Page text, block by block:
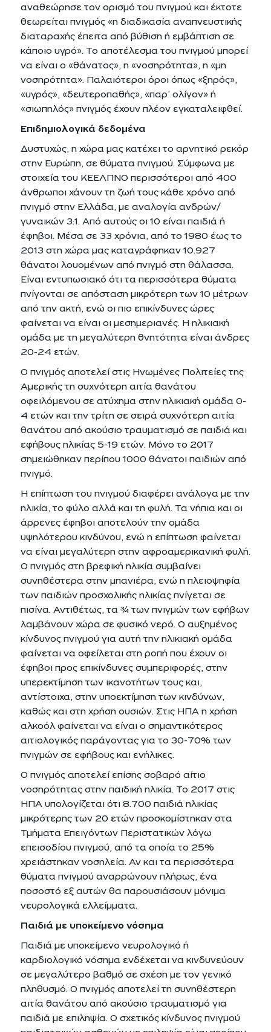
αναθεώρησε τον ορισμό του πνιγμού και έκτοτε
θεωρείται πνιγμός «η διαδικασία αναπνευστικής
διαταραχής έπειτα από βύθιση ή εμβάπτιση σε
κάποιο υγρό». Το αποτέλεσμα του πνιγμού μπορεί
να είναι ο «θάνατος», η «νοσηρότητα», η «μη
νοσηρότητα». Παλαιότεροι όροι όπως «ξηρός»,
«υγρός», «δευτεροπαθής», «παρ’ ολίγον» ή
«σιωπηλός» πνιγμός έχουν πλέον εγκαταλειφθεί.
Επιδημιολογικά δεδομένα
Δυστυχώς, η χώρα μας κατέχει το αρνητικό ρεκόρ
στην Ευρώπη, σε θύματα πνιγμού. Σύμφωνα με
στοιχεία του ΚΕΕΛΠΝΟ περισσότεροι από 400
άνθρωποι χάνουν τη ζωή τους κάθε χρόνο από
πνιγμό στην Ελλάδα, με αναλογία ανδρών/
γυναικών 3:1. Από αυτούς οι 10 είναι παιδιά ή
έφηβοι. Μέσα σε 33 χρόνια, από το 1980 έως το
2013 στη χώρα μας καταγράφηκαν 10.927
θάνατοι λουομένων από πνιγμό στη θάλασσα.
Είναι εντυπωσιακό ότι τα περισσότερα θύματα
πνίγονται σε απόσταση μικρότερη των 10 μέτρων
από την ακτή, ενώ οι πιο επικίνδυνες ώρες
φαίνεται να είναι οι μεσημεριανές. Η ηλικιακή
ομάδα με τη μεγαλύτερη θνητότητα είναι άνδρες
20-24 ετών.
Ο πνιγμός αποτελεί στις Ηνωμένες Πολιτείες της
Αμερικής τη συχνότερη αιτία θανάτου
οφειλόμενου σε ατύχημα στην ηλικιακή ομάδα 0-
4 ετών και την τρίτη σε σειρά συχνότερη αιτία
θανάτου από ακούσιο τραυματισμό σε παιδιά και
εφήβους ηλικίας 5-19 ετών. Μόνο το 2017
σημειώθηκαν περίπου 1000 θάνατοι παιδιών από
πνιγμό.
Η επίπτωση του πνιγμού διαφέρει ανάλογα με την
ηλικία, το φύλο αλλά και τη φυλή. Τα νήπια και οι
άρρενες έφηβοι αποτελούν την ομάδα
υψηλότερου κινδύνου, ενώ η επίπτωση φαίνεται
να είναι μεγαλύτερη στην αφροαμερικανική φυλή.
Ο πνιγμός στη βρεφική ηλικία συμβαίνει
συνηθέστερα στην μπανιέρα, ενώ η πλειοψηφία
των παιδιών προσχολικής ηλικίας πνίγεται σε
πισίνα. Αντιθέτως, τα ¾ των πνιγμών των εφήβων
λαμβάνουν χώρα σε φυσικό νερό. Ο αυξημένος
κίνδυνος πνιγμού για αυτή την ηλικιακή ομάδα
φαίνεται να οφείλεται στη ροπή που έχουν οι
έφηβοι προς επικίνδυνες συμπεριφορές, στην
υπερεκτίμηση των ικανοτήτων τους και,
αντίστοιχα, στην υποεκτίμηση των κινδύνων,
καθώς και στη χρήση ουσιών. Στις ΗΠΑ η χρήση
αλκοόλ φαίνεται να είναι ο σημαντικότερος
αιτιολογικός παράγοντας για το 30-70% των
πνιγμών σε εφήβους και ενήλικες.
Ο πνιγμός αποτελεί επίσης σοβαρό αίτιο
νοσηρότητας στην παιδική ηλικία. Το 2017 στις
ΗΠΑ υπολογίζεται ότι 8.700 παιδιά ηλικίας
μικρότερης των 20 ετών προσκομίστηκαν στα
Τμήματα Επειγόντων Περιστατικών λόγω
επεισοδίου πνιγμού, από τα οποία το 25%
χρειάστηκαν νοσηλεία. Αν και τα περισσότερα
θύματα πνιγμού αναρρώνουν πλήρως, ένα
ποσοστό εξ αυτών θα παρουσιάσουν μόνιμα
νευρολογικά ελλείμματα.
Παιδιά με υποκείμενο νόσημα
Παιδιά με υποκείμενο νευρολογικό ή
καρδιολογικό νόσημα ενδέχεται να κινδυνεύουν
σε μεγαλύτερο βαθμό σε σχέση με τον γενικό
πληθυσμό. Ο πνιγμός αποτελεί τη συνηθέστερη
αιτία θανάτου από ακούσιο τραυματισμό για
παιδιά με επιληψία. Ο σχετικός κίνδυνος πνιγμού